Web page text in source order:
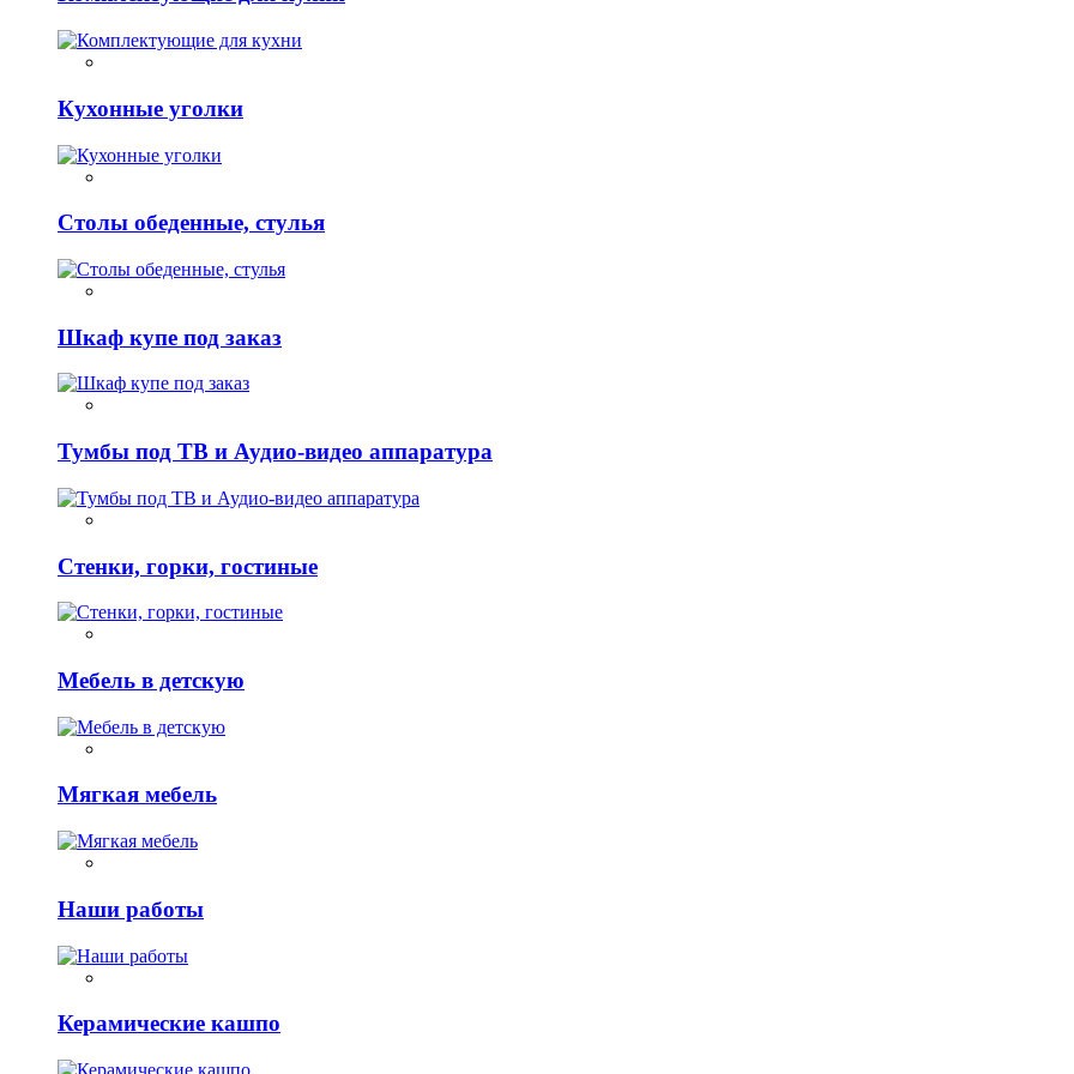
Кухонные уголки
Столы обеденные, стулья
Шкаф купе под заказ
Тумбы под ТВ и Аудио-видео аппаратура
Стенки, горки, гостиные
Мебель в детскую
Мягкая мебель
Наши работы
Керамические кашпо